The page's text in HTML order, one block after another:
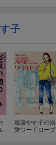
子
進藤やす子の溺
愛ワードローブ